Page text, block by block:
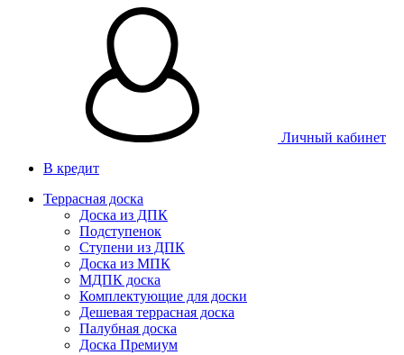
Личный кабинет
В кредит
Террасная доска
Доска из ДПК
Подступенок
Ступени из ДПК
Доска из МПК
МДПК доска
Комплектующие для доски
Дешевая террасная доска
Палубная доска
Доска Премиум